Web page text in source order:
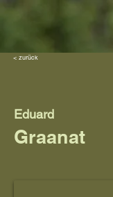
< zurück
Eduard
Graanat